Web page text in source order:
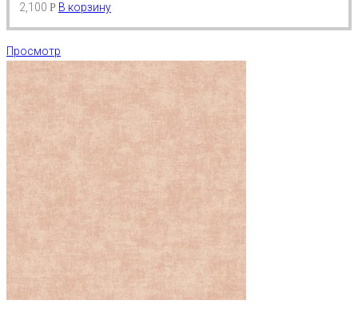
2,100 Р В корзину
Просмотр